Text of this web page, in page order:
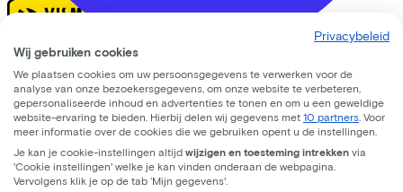
CC33 Amersfoort
Leusderweg 92
3817KC Amersfoort
Ik ben een
Werkgever
Zelfstandige
Werknemer
Privacybeleid
Wij gebruiken cookies
We plaatsen cookies om uw persoonsgegevens te verwerken voor de
analyse van onze bezoekersgegevens, om onze website te verbeteren,
gepersonaliseerde inhoud en advertenties te tonen en om u een geweldige
website-ervaring te bieden. Hierbij delen wij gegevens met 10 partners . Voor
meer informatie over de cookies die we gebruiken opent u de instellingen.
Je kan je cookie-instellingen altijd wijzigen en toesteming intrekken via
'Cookie instellingen' welke je kan vinden onderaan de webpagina.
Vervolgens klik je op de tab ‘Mijn gegevens'.